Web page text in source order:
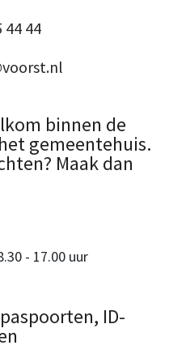
44 44
binnen de
gemeentehuis.
Maak dan
- 17.00 uur
ID-